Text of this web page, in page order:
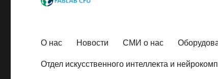
О нас Новости СМИ о нас
Отдел искусственного интеллекта и